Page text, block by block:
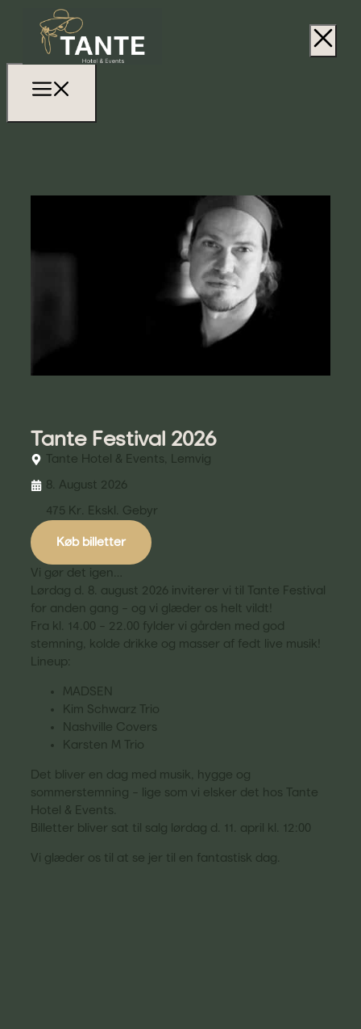
Tante Festival 2026
Tante Hotel & Events, Lemvig
8. August 2026
475 Kr. Ekskl. Gebyr
Køb billetter
Vi gør det igen…
Lørdag d. 8. august 2026 inviterer vi til Tante Festival
for anden gang – og vi glæder os helt vildt!
Fra kl. 14.00 – 22.00 fylder vi gården med god
stemning, kolde drikke og masser af fedt live musik!
Lineup:
MADSEN
Kim Schwarz Trio
Nashville Covers
Karsten M Trio
Det bliver en dag med musik, hygge og
sommerstemning – lige som vi elsker det hos Tante
Hotel & Events.
Billetter bliver sat til salg lørdag d. 11. april kl. 12:00
Vi glæder os til at se jer til en fantastisk dag.